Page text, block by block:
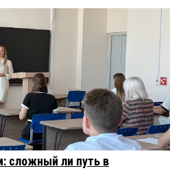
сложный ли путь в